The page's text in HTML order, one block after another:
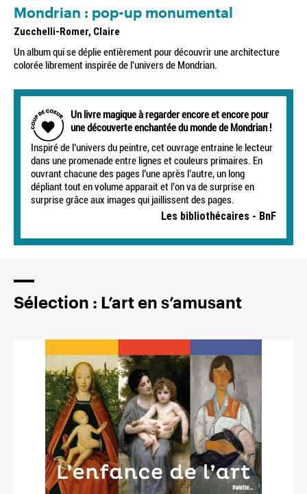
Mondrian : pop-up monumental
Zucchelli-Romer, Claire
Un album qui se déplie entièrement pour découvrir une architecture
colorée librement inspirée de l'univers de Mondrian.
Un livre magique à regarder encore et encore pour
une découverte enchantée du monde de Mondrian !
Inspiré de l’univers du peintre, cet ouvrage entraine le lecteur
dans une promenade entre lignes et couleurs primaires. En
ouvrant chacune des pages l’une après l’autre, un long
dépliant tout en volume apparait et l’on va de surprise en
surprise grâce aux images qui jaillissent des pages.
Les bibliothécaires - BnF
Sélection : L’art en s’amusant